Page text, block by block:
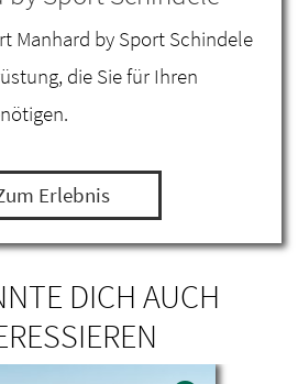
Manhard by Sport Schindele
die Sie für Ihren
Erlebnis
DICH AUCH